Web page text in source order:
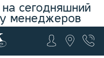
сегодняшний
менеджеров